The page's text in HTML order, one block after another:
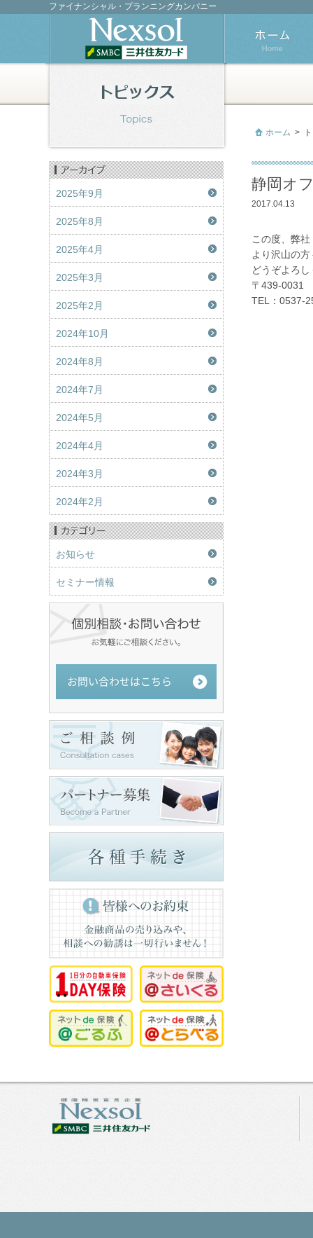
ファイナンシャル・プランニングカンパニー
ホーム >
2025年9月
2025年8月
2025年4月
2025年3月
2025年2月
2024年10月
2024年8月
2024年7月
2024年5月
2024年4月
2024年3月
2024年2月
お知らせ
セミナー情報
静岡オ
2017.04.13
この度、弊
より沢山の
どうぞよろ
〒439-0031
TEL：0537-